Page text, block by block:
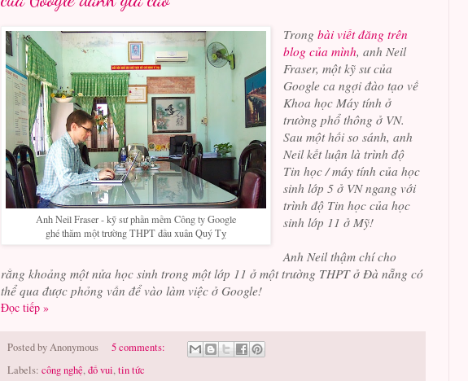
Anh Neil Fraser - kỹ sư phần mềm Công ty Google
ghé thăm một trường THPT đầu xuân Quý Tỵ
Trongbài viết đăng trên
blog của mình, anh Neil
Fraser, một kỹ sư của
Google ca ngợi đào tạo về
Khoa học Máy tính ở
trường phổ thông ở VN.
Sau một hồi so sánh, anh
Neil kết luận là trình độ
Tin học / máy tính của học
sinh lớp 5 ở VN ngang với
trình độ Tin học của học
sinh lớp 11 ở Mỹ!
Anh Neil thậm chí cho
rằng khoảng một nửa học sinh trong một lớp 11 ở một trường THPT ở Đà nẵng có
thể qua được phỏng vấn để vào làm việc ở Google!
Đọc tiếp »
Posted byAnonymous
5 comments:
Labels: công nghệ,đố vui,tin tức